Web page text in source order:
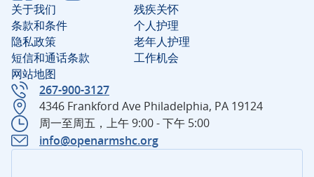
关于我们
残疾关怀
条款和条件
个人护理
隐私政策
老年人护理
短信和通话条款
工作机会
网站地图
267-900-3127
4346 Frankford Ave Philadelphia, PA 19124
周一至周五，上午 9:00 - 下午 5:00
info@openarmshc.org